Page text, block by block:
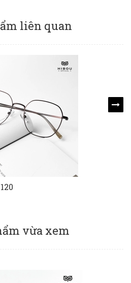
liên quan
vừa xem